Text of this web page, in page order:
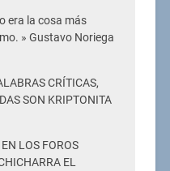
era la cosa más
» Gustavo Noriega
CRÍTICAS,
SON KRIPTONITA
LOS FOROS
EL